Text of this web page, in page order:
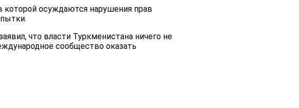
которой осуждаются нарушения прав
что власти Туркменистана ничего не
сообщество оказать